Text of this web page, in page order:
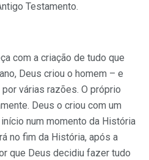
Testamento.
com a criação de tudo que
Deus criou o homem – e
várias razões. O próprio
Deus o criou com um
num momento da História
no fim da História, após a
que Deus decidiu fazer tudo